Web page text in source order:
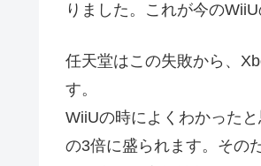
りました。これが今のWiiU
任天堂はこの失敗から、
す。
WiiUの時によくわかった
の3倍に盛られます。その